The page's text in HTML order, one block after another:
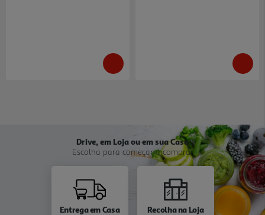
Drive, em Loja ou em sua Casa
Escolha para começar a comprar
Entrega em Casa Recolha na Loja